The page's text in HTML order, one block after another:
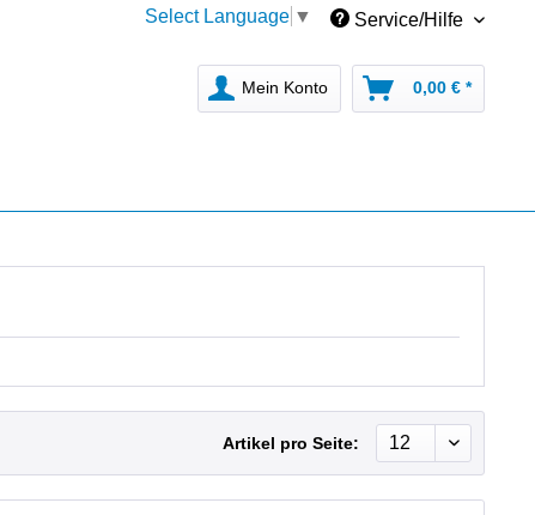
Select Language ▼ Service/Hilfe
Mein Konto 0,00 € *
Artikel pro Seite: